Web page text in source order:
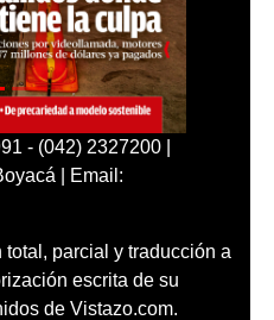
- (042) 2327200 |
| Email:
parcial y traducción a
escrita de su
de Vistazo.com.